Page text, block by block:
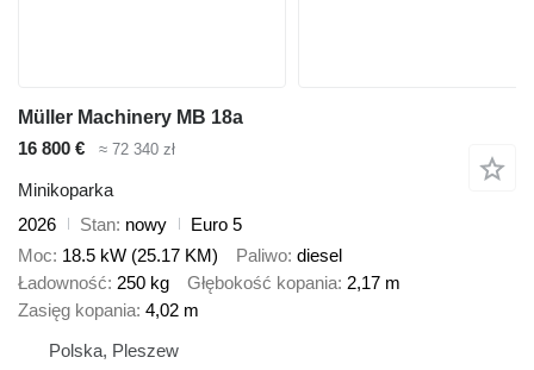
Müller Machinery MB 18a
16 800 €
≈ 72 340 zł
Minikoparka
2026
Stan nowy
Euro 5
Moc 18.5 kW (25.17 KM) Paliwo diesel
Ładowność 250 kg Głębokość kopania 2,17 m
Zasięg kopania 4,02 m
Polska, Pleszew